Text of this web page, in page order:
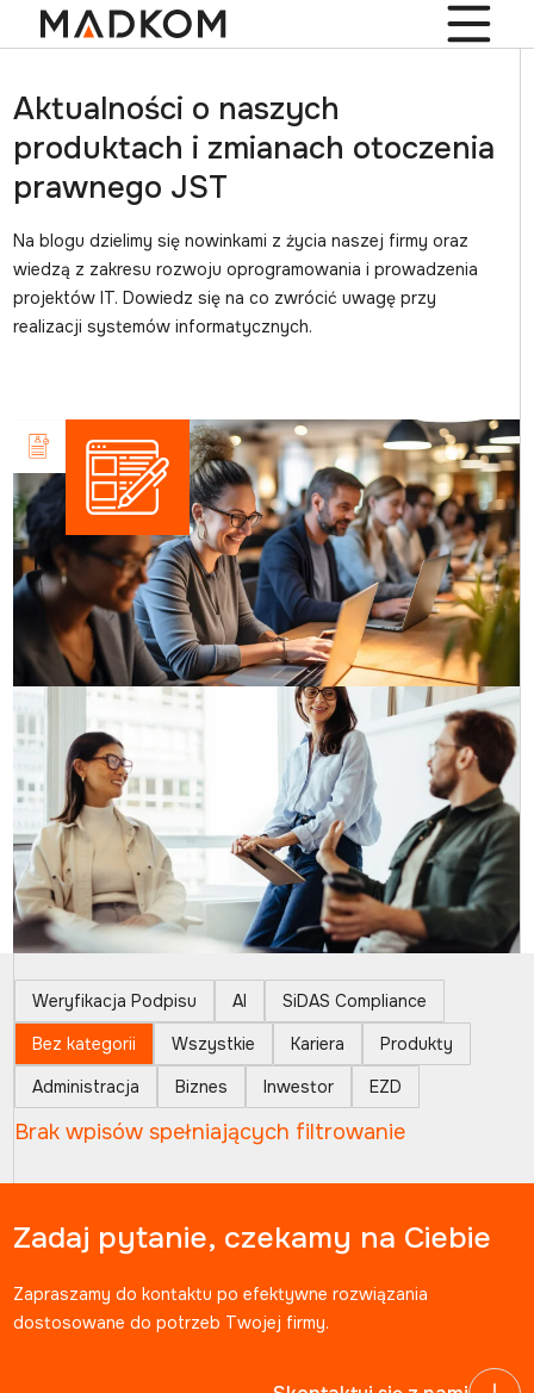
Aktualności o naszych
produktach i zmianach otoczenia
prawnego JST
Na blogu dzielimy się nowinkami z życia naszej firmy oraz
wiedzą z zakresu rozwoju oprogramowania i prowadzenia
projektów IT. Dowiedz się na co zwrócić uwagę przy
realizacji systemów informatycznych.
Weryfikacja Podpisu AI
SiDAS Compliance
Bez kategorii
Wszystkie Kariera
Produkty
Administracja
Biznes Inwestor EZD
Brak wpisów spełniających filtrowanie
Zadaj pytanie, czekamy na Ciebie
Zapraszamy do kontaktu po efektywne rozwiązania
dostosowane do potrzeb Twojej firmy.